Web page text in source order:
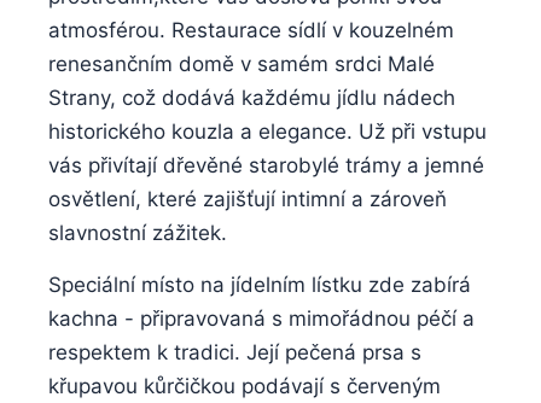
‌atmosférou. Restaurace ⁤sídlí v kouzelném
‌renesančním domě​ v samém ‍srdci Malé
Strany, což dodává každému jídlu ⁣nádech
historického kouzla a elegance. ‌Už⁣ při vstupu
vás přivítají dřevěné starobylé trámy a jemné⁣
osvětlení, které zajišťují intimní⁣ a zároveň
slavnostní zážitek.
Speciální místo na ⁣jídelním ⁢lístku zde zabírá
kachna -‌ připravovaná s mimořádnou péčí a
respektem ‌k tradici. Její pečená⁣ prsa s⁣
křupavou ‍kůrčičkou podávají s červeným